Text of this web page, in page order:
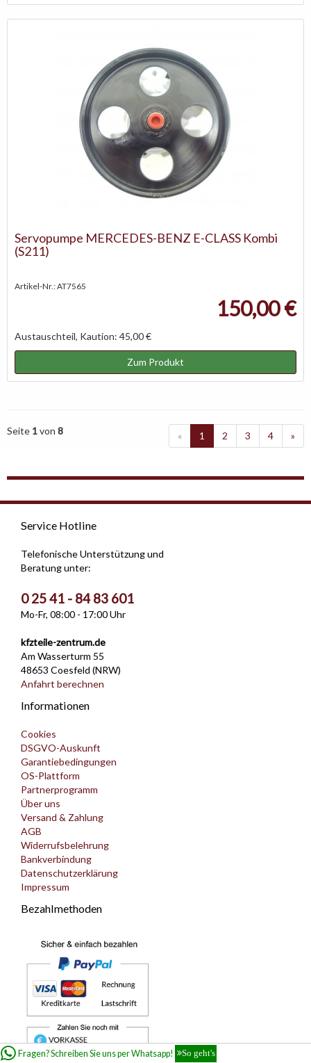
Servopumpe MERCEDES-BENZ E-CLASS Kombi
(S211)
Artikel-Nr.: AT7565
150,00 €
Austauschteil, Kaution: 45,00 €
Zum Produkt
Seite 1von 8 « 1 2 3 4 »
Service Hotline
Telefonische Unterstützung und
Beratung unter:
0 25 41 - 84 83 601
Mo-Fr, 08:00 - 17:00 Uhr
kfzteile-zentrum.de
Am Wasserturm 55
48653 Coesfeld (NRW)
Anfahrt berechnen
Informationen
Cookies
DSGVO-Auskunft
Garantiebedingungen
OS-Plattform
Partnerprogramm
Über uns
Versand & Zahlung
AGB
Widerrufsbelehrung
Bankverbindung
Datenschutzerklärung
Impressum
Bezahlmethoden
Fragen? Schreiben Sie uns per Whatsapp! So geht's